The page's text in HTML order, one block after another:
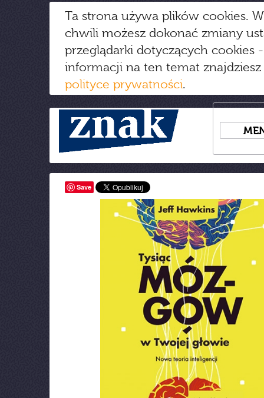
Ta strona używa plików cookies.
chwili możesz dokonać zmiany
przeglądarki dotyczących cookies
informacji na ten temat
polityce prywatności.
Save